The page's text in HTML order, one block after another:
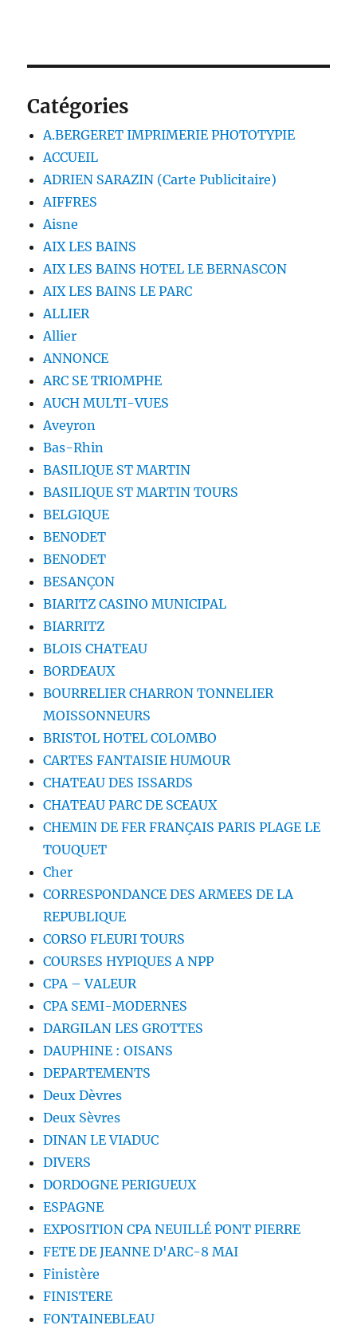
Catégories
A.BERGERET IMPRIMERIE PHOTOTYPIE
ACCUEIL
ADRIEN SARAZIN (Carte Publicitaire)
AIFFRES
Aisne
AIX LES BAINS
AIX LES BAINS HOTEL LE BERNASCON
AIX LES BAINS LE PARC
ALLIER
Allier
ANNONCE
ARC SE TRIOMPHE
AUCH MULTI-VUES
Aveyron
Bas-Rhin
BASILIQUE ST MARTIN
BASILIQUE ST MARTIN TOURS
BELGIQUE
BENODET
BENODET
BESANÇON
BIARITZ CASINO MUNICIPAL
BIARRITZ
BLOIS CHATEAU
BORDEAUX
BOURRELIER CHARRON TONNELIER
MOISSONNEURS
BRISTOL HOTEL COLOMBO
CARTES FANTAISIE HUMOUR
CHATEAU DES ISSARDS
CHATEAU PARC DE SCEAUX
CHEMIN DE FER FRANÇAIS PARIS PLAGE LE
TOUQUET
Cher
CORRESPONDANCE DES ARMEES DE LA
REPUBLIQUE
CORSO FLEURI TOURS
COURSES HYPIQUES A NPP
CPA – VALEUR
CPA SEMI-MODERNES
DARGILAN LES GROTTES
DAUPHINE : OISANS
DEPARTEMENTS
Deux Dèvres
Deux Sèvres
DINAN LE VIADUC
DIVERS
DORDOGNE PERIGUEUX
ESPAGNE
EXPOSITION CPA NEUILLÉ PONT PIERRE
FETE DE JEANNE D'ARC-8 MAI
Finistère
FINISTERE
FONTAINEBLEAU